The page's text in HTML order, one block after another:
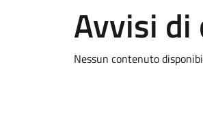
Avvisi
Nessun contenuto